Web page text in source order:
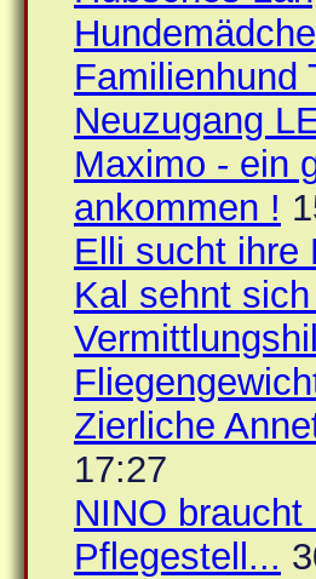
Familienhund
Neuzugang
Maximo - ein
ankommen !
Elli sucht ihre
Kal sehnt
Zierliche
17:27
NINO
Pflegestell...